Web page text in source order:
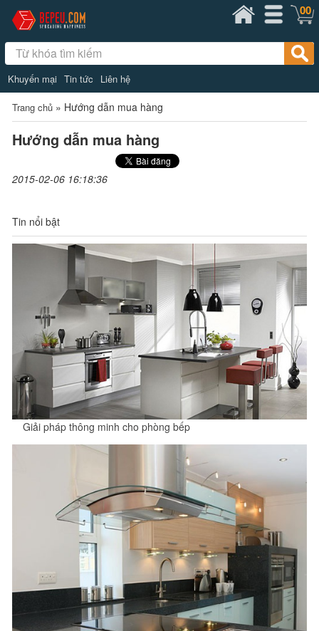
Khuyến mại Tin tức Liên hệ
00
Trang chủ » Hướng dẫn mua hàng
Hướng dẫn mua hàng
2015-02-06 16:18:36
Tin nổi bật
Giải pháp thông minh cho phòng bếp